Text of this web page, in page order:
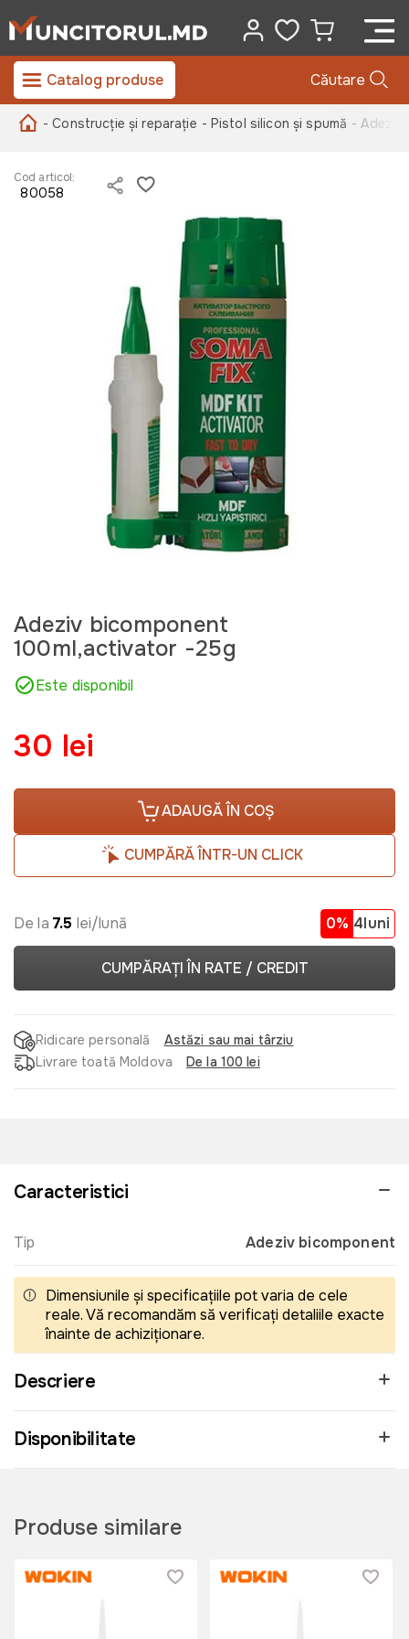
Catalog produse Căutare
- Construcție și reparație - Pistol silicon și spumă - Adeziv
Cod articol:
80058
Adeziv bicomponent
100ml,activator -25g
Este disponibil
30 lei
ADAUGĂ ÎN COȘ
CUMPĂRĂ ÎNTR-UN CLICK
De la 7.5 lei/lună 0% 4luni
CUMPĂRAȚI ÎN RATE / CREDIT
Ridicare personală
Astăzi sau mai târziu
Livrare toată Moldova
De la 100 lei
Caracteristici
Tip Adeziv bicomponent
Dimensiunile și specificațiile pot varia de cele
reale. Vă recomandăm să verificați detaliile exacte
înainte de achiziționare.
Descriere
Disponibilitate
Produse similare